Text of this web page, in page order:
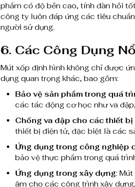
phẩm có độ bền cao, tính đàn hồi
công ty luôn đáp ứng các tiêu
người sử dụng.
6. Các Công Dụng
Mút xốp định hình không chỉ được
dụng quan trọng khác, bao gồm:
Bảo vệ sản phẩm trong quá
các tác động cơ học như va
Chống va đập cho các thiết
thiết bị điện tử, đặc biệt là các
Ứng dụng trong công nghiệp
bảo vệ thực phẩm trong quá
Ứng dụng trong xây dựng:
âm cho các công trình xây